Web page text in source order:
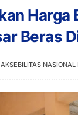
Harga
Beras
NASIONAL